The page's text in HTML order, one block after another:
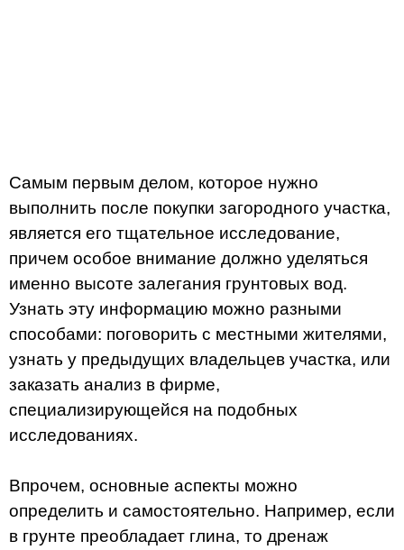
Самым первым делом, которое нужно
выполнить после покупки загородного участка,
является его тщательное исследование,
причем особое внимание должно уделяться
именно высоте залегания грунтовых вод.
Узнать эту информацию можно разными
способами: поговорить с местными жителями,
узнать у предыдущих владельцев участка, или
заказать анализ в фирме,
специализирующейся на подобных
исследованиях.
Впрочем, основные аспекты можно
определить и самостоятельно. Например, если
в грунте преобладает глина, то дренаж